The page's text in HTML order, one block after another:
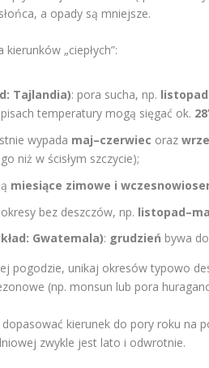
a opady są mniejsze.
„ciepłych”:
Tajlandia): pora sucha, np.
temperatury mogą sięgać ok.
wypada maj–czerwiec oraz
niż w ścisłym szczycie);
miesiące zimowe i
bez deszczów, np.
Gwatemala): grudzień bywa
pogodzie, unikaj okresów typowo
(np. monsun lub pora
kierunek do pory roku na
zwykle jest lato i odwrotnie.